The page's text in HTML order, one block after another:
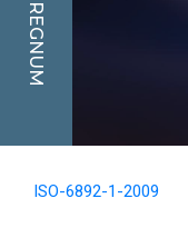
REGNUM
ISO-6892-1-2009